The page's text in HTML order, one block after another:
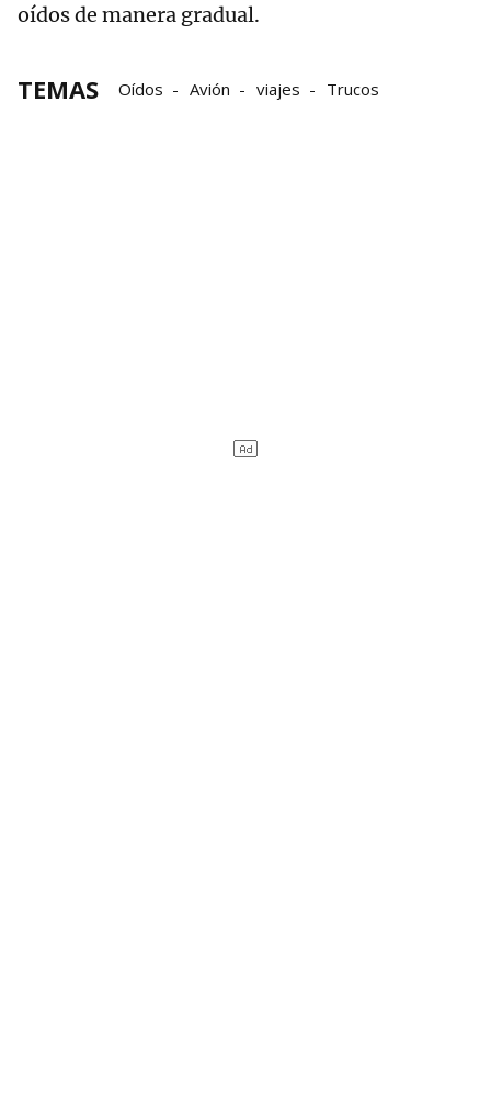
oídos de manera gradual.
TEMAS Oídos Avión viajes Trucos